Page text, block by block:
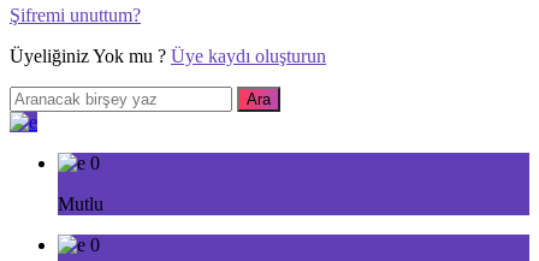
Şifremi unuttum?
Üyeliğiniz Yok mu ? Üye kaydı oluşturun
0
Mutlu
0